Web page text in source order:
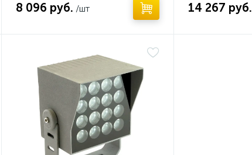
8 096 руб. /шт 14 267 руб.